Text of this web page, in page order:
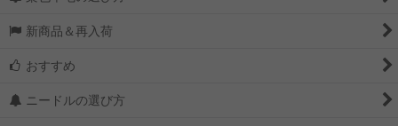
新商品＆再入荷
おすすめ
ニードルの選び方